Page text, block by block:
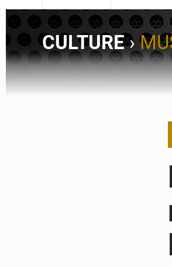
CULTURE›